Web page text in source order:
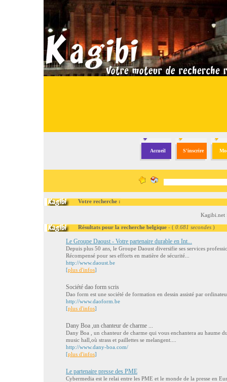
Accueil S'inscrire
Votre recherche :
Kagibi.net
Résultats pour la recherche belgique - ( 0.681 secondes )
Le Groupe Daoust - Votre partenaire durable en Int...
Depuis plus 50 ans, le Groupe Daoust diversifie ses services
Récompensé pour ses efforts en matière de sécurité...
http://www.daoust.be
[plus d'infos]
Société dao form scris
Dao form est une société de formation en dessin assisté par
http://www.daoform.be
[plus d'infos]
Dany Boa ,un chanteur de charme ...
Dany Boa , un chanteur de charme qui vous enchantera au haume
music hall,où strass et paillettes se melangent....
http://www.dany-boa.com/
[plus d'infos]
Le partenaire presse des PME
Cybermedia est le relai entre les PME et le monde de la presse en